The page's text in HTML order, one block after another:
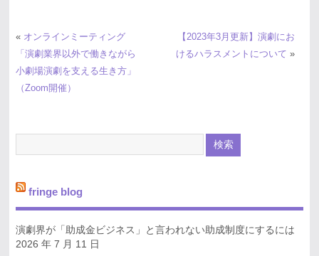
« オンラインミーティング
「演劇業界以外で働きながら
小劇場演劇を支える生き方」
（Zoom開催）
【2023年3月更新】演劇にお
けるハラスメントについて »
fringe blog
演劇界が「助成金ビジネス」と言われない助成制度にするには
2026 年 7 月 11 日